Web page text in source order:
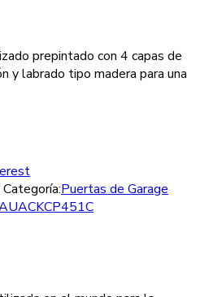
prepintado con 4 capas de
y labrado tipo madera para una
Categoría:Puertas de Garage